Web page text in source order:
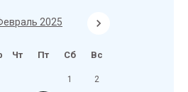
2025
Чт Пт Сб Вс
1 2